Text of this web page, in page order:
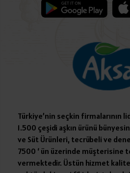
Türkiye’nin seçkin firmalarının
1.500 çeşidi aşkın ürünü
ve Süt Ürünleri, tecrübeli ve
7500 ‘ ün üzerinde müşterisine
vermektedir. Üstün hizmet